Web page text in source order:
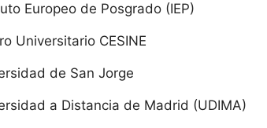
Europeo de Posgrado (IEP)
Universitario CESINE
de San Jorge
a Distancia de Madrid (UDIMA)